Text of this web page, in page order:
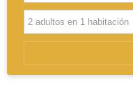
Africa